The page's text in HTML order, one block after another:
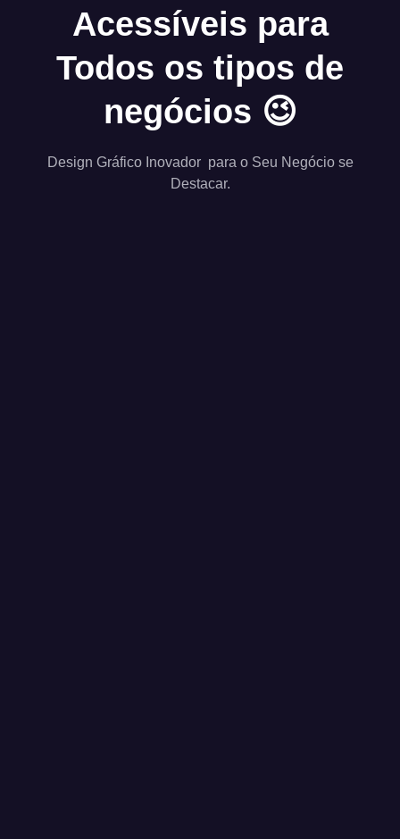
Acessíveis para
Todos os tipos de
negócios 😉
Design Gráfico Inovador para o Seu Negócio se
Destacar.